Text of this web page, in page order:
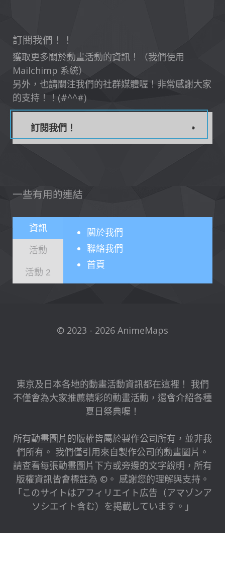
訂閱我們！！
獲取更多關於動畫活動的資訊！（我們使用
Mailchimp 系統）
另外，也請關注我們的社群媒體喔！非常感謝大家
的支持！！(#^^#)
訂閱我們！
一些有用的連結
資訊
活動
活動 2
關於我們
聯絡我們
首頁
© 2023 - 2026 AnimeMaps
東京及日本各地的動畫活動資訊都在這裡！ 我們
不僅會為大家推薦精彩的動畫活動，還會介紹各種
夏日祭典喔！
所有動畫圖片的版權皆屬於製作公司所有，並非我
們所有。 我們僅引用來自製作公司的動畫圖片。
請查看每張動畫圖片下方或旁邊的文字說明，所有
版權資訊皆會標註為 ©。 感謝您的理解與支持。
「このサイトはアフィリエイト広告（アマゾンア
ソシエイト含む）を掲載しています。」